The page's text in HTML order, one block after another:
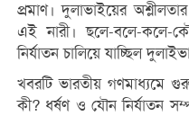
প্রমাণ। দুলাভাইয়ের
এই নারী। ছলে-বলে-কলে-
নির্যাতন চালিয়ে যাচ্ছিল
খবরটি ভারতীয় গণমাধ্যমে
কী? ধর্ষণ ও যৌন নির্যাতন